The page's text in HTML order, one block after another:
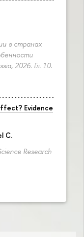
в странах
2026. Гл. 10.
Evidence
C.
Research